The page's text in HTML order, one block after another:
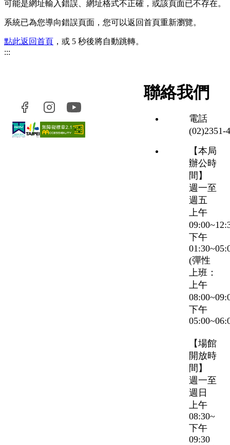
可能是網址輸入錯誤、網址格式不正確，或該頁面已不存在。
系統已為您導向錯誤頁面，您可以返回首頁重新瀏覽。
點此返回首頁 ，或 5 秒後將自動跳轉。
:::
聯絡我們
電話
【本局
辦公時
間】
週一至
週五
上午
下午
(彈性
上班：
上午
下午
【場館
開放時
間】
週一至
週日
上午
08:30~
下午
09:30